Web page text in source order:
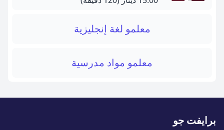
معلمو لغة إنجليزية
معلمو مواد مدرسية
برايفت جو